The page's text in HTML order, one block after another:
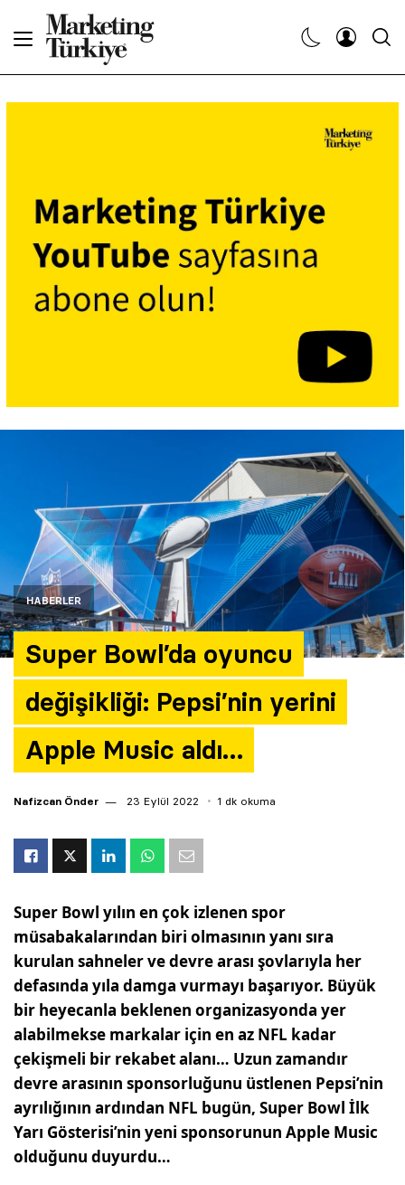
HABERLER
Super Bowl’da oyuncu
değişikliği: Pepsi’nin yerini
Apple Music aldı…
Nafizcan Önder 23 Eylül 2022 1 dk okuma
Super Bowl yılın en çok izlenen spor
müsabakalarından biri olmasının yanı sıra
kurulan sahneler ve devre arası şovlarıyla her
defasında yıla damga vurmayı başarıyor. Büyük
bir heyecanla beklenen organizasyonda yer
alabilmekse markalar için en az NFL kadar
çekişmeli bir rekabet alanı… Uzun zamandır
devre arasının sponsorluğunu üstlenen Pepsi’nin
ayrılığının ardından NFL bugün, Super Bowl İlk
Yarı Gösterisi’nin yeni sponsorunun Apple Music
olduğunu duyurdu…
Dergiler
Etkinlikler